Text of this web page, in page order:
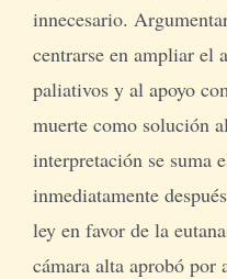
innecesario.
centrarse en ampliar el
paliativos y al apoyo
muerte como solución
interpretación se suma
inmediatamente
ley en favor de la
cámara alta aprobó por